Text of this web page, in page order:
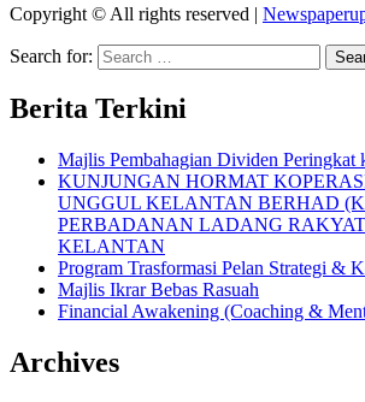
Copyright © All rights reserved |
Search for:
Berita Terkini
Majlis Pembahagian Dividen Peringkat
KUNJUNGAN HORMAT
UNGGUL KELANTAN BERHAD
PERBADANAN LADANG
KELANTAN
Program Trasformasi Pelan Strategi &
Majlis Ikrar Bebas Rasuah
Financial Awakening (Coaching &
Archives